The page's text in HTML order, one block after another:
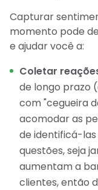
Capturar
momento pode
e ajudar você a:
Coletar
de longo prazo
com "cegueira
acomodar as
de identificá-las
questões, seja
aumentam a
clientes, então